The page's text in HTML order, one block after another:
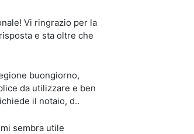
Vi ringrazio per la
e sta oltre che
buongiorno,
da utilizzare e ben
il notaio, d..
sembra utile